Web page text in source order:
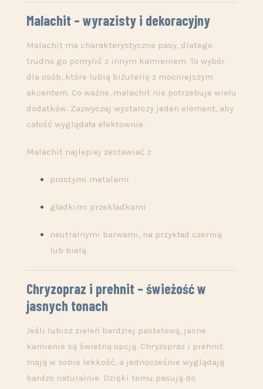
Malachit – wyrazisty i dekoracyjny
Malachit ma charakterystyczne pasy, dlatego
trudno go pomylić z innym kamieniem. To wybór
dla osób, które lubią biżuterię z mocniejszym
akcentem. Co ważne, malachit nie potrzebuje wielu
dodatków. Zazwyczaj wystarczy jeden element, aby
całość wyglądała efektownie.
Malachit najlepiej zestawiać z:
prostymi metalami
gładkimi przekładkami
neutralnymi barwami, na przykład czernią
lub bielą
Chryzopraz i prehnit – świeżość w
jasnych tonach
Jeśli lubisz zieleń bardziej pastelową, jasne
kamienie są świetną opcją. Chryzopraz i prehnit
mają w sobie lekkość, a jednocześnie wyglądają
bardzo naturalnie. Dzięki temu pasują do